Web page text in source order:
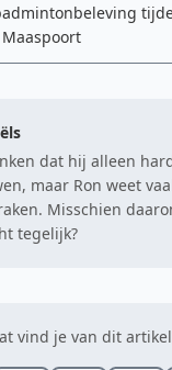
dat hij alleen
maar Ron weet
Misschien
tegelijk?
vind je van dit